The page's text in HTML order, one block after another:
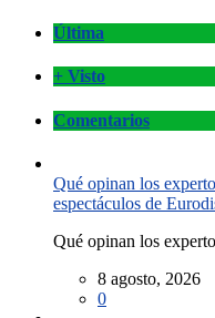
Última
+ Visto
Comentarios
Qué opinan los
espectáculos de
Qué opinan los
8 agosto, 2026
0